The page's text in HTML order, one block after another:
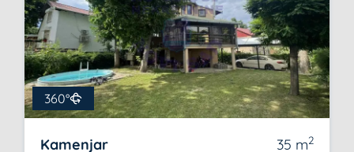
360°
Kamenjar 35 m2